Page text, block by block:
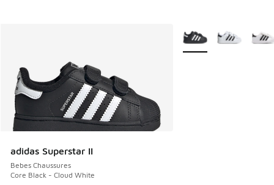
adidas Superstar II
Bebes Chaussures
Core Black - Cloud White
Plus de couleurs